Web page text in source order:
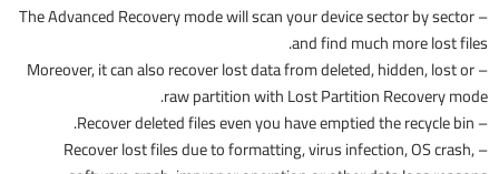
– The Advanced Recovery mode will scan your device sector by sector
and find much more lost files.
– Moreover, it can also recover lost data from deleted, hidden, lost or
raw partition with Lost Partition Recovery mode.
– Recover deleted files even you have emptied the recycle bin.
– Recover lost files due to formatting, virus infection, OS crash,